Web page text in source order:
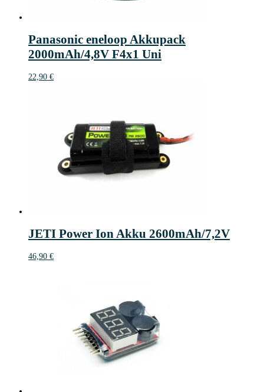
Panasonic eneloop Akkupack
2000mAh/4,8V F4x1 Uni
22,90 €
JETI Power Ion Akku 2600mAh/7,2V
46,90 €